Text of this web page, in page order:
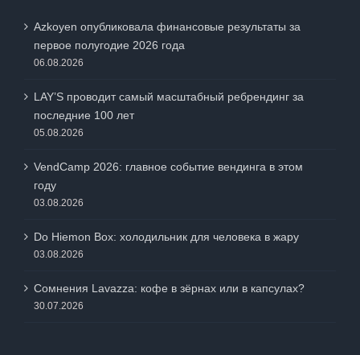
Azkoyen опубликовала финансовые результаты за
первое полугодие 2026 года
LAY’S проводит самый масштабный ребрендинг за
последние 100 лет
VendCamp 2026: главное событие вендинга в этом
году
Do Hiemon Box: холодильник для человека в жару
Сомнения Lavazza: кофе в зёрнах или в капсулах?